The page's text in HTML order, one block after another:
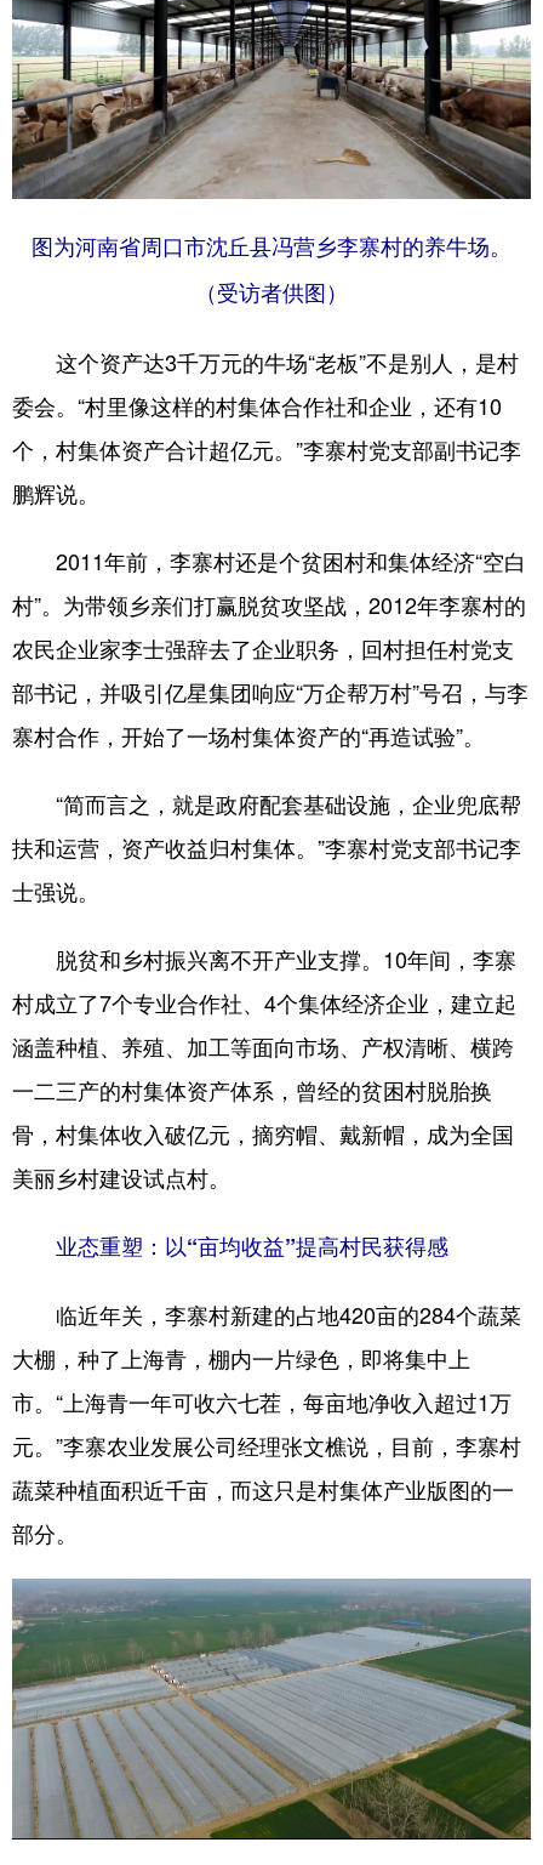
English Español Français عربى
Русский язык 日本語 한국어
Deutsch Português
图为河南省周口市沈丘县冯营乡李寨村的养牛场。
（受访者供图）
这个资产达3千万元的牛场“老板”不是别人，是村
委会。“村里像这样的村集体合作社和企业，还有10
个，村集体资产合计超亿元。”李寨村党支部副书记李
鹏辉说。
2011年前，李寨村还是个贫困村和集体经济“空白
村”。为带领乡亲们打赢脱贫攻坚战，2012年李寨村的
农民企业家李士强辞去了企业职务，回村担任村党支
部书记，并吸引亿星集团响应“万企帮万村”号召，与李
寨村合作，开始了一场村集体资产的“再造试验”。
“简而言之，就是政府配套基础设施，企业兜底帮
扶和运营，资产收益归村集体。”李寨村党支部书记李
士强说。
脱贫和乡村振兴离不开产业支撑。10年间，李寨
村成立了7个专业合作社、4个集体经济企业，建立起
涵盖种植、养殖、加工等面向市场、产权清晰、横跨
一二三产的村集体资产体系，曾经的贫困村脱胎换
骨，村集体收入破亿元，摘穷帽、戴新帽，成为全国
美丽乡村建设试点村。
业态重塑：以“亩均收益”提高村民获得感
临近年关，李寨村新建的占地420亩的284个蔬菜
大棚，种了上海青，棚内一片绿色，即将集中上
市。“上海青一年可收六七茬，每亩地净收入超过1万
元。”李寨农业发展公司经理张文樵说，目前，李寨村
蔬菜种植面积近千亩，而这只是村集体产业版图的一
部分。